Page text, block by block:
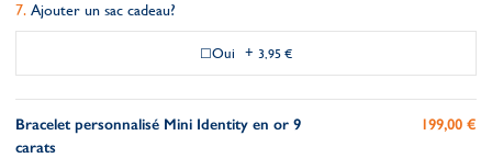
Ajouter un sac cadeau?
Oui + 3,95 €
Bracelet personnalisé Mini Identity en or 9
carats
199,00 €